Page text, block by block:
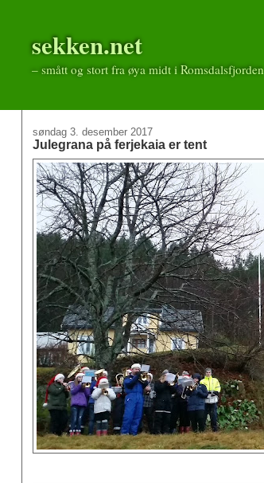
sekken.net
– smått og stort fra øya midt i Romsdalsfjorden
søndag 3. desember 2017
Julegrana på ferjekaia er tent